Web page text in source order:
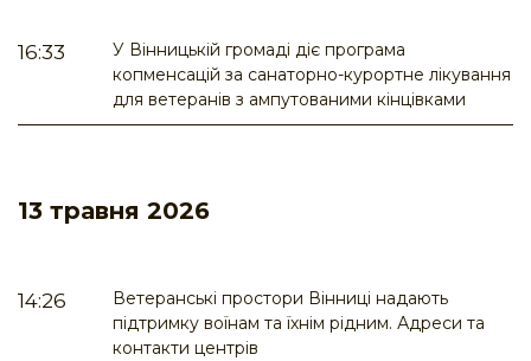
16:33
У Вінницькій громаді діє програма
копменсацій за санаторно-курортне лікування
для ветеранів з ампутованими кінцівками
13 травня 2026
14:26
Ветеранські простори Вінниці надають
підтримку воїнам та їхнім рідним. Адреси та
контакти центрів